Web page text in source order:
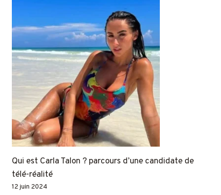
Qui est Carla Talon ? parcours d’une candidate de
télé-réalité
12 juin 2024